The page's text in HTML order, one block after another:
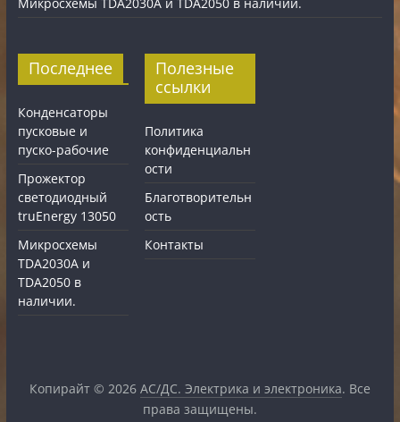
Последнее
Конденсаторы
пусковые и
пуско-рабочие
Прожектор
светодиодный
truEnergy 13050
Микросхемы
TDA2030A и
TDA2050 в
наличии.
Полезные
ссылки
Политика
конфиденциальн
ости
Благотворительн
ость
Контакты
Копирайт © 2026 АС/ДС. Электрика и электроника. Все
права защищены.